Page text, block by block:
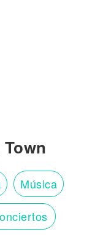
Música